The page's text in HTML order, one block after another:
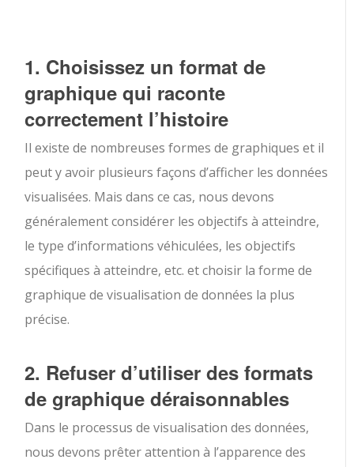
1. Choisissez un format de
graphique qui raconte
correctement l’histoire
Il existe de nombreuses formes de graphiques et il
peut y avoir plusieurs façons d’afficher les données
visualisées. Mais dans ce cas, nous devons
généralement considérer les objectifs à atteindre,
le type d’informations véhiculées, les objectifs
spécifiques à atteindre, etc. et choisir la forme de
graphique de visualisation de données la plus
précise.
2. Refuser d’utiliser des formats
de graphique déraisonnables
Dans le processus de visualisation des données,
nous devons prêter attention à l’apparence des